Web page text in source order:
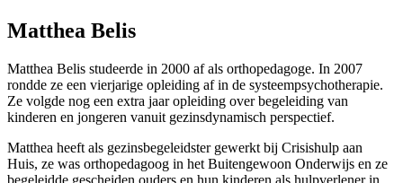
Matthea Belis
Matthea Belis studeerde in 2000 af als orthopedagoge. In 2007
rondde ze een vierjarige opleiding af in de systeem­psychotherapie.
Ze volgde nog een extra jaar opleiding over begeleiding van
kinderen en jongeren vanuit gezinsdynamisch perspectief.
Matthea heeft als gezinsbegeleidster gewerkt bij Crisishulp aan
Huis, ze was orthopedagoog in het Buitengewoon Onderwijs en ze
begeleidde gescheiden ouders en hun kinderen als hulpverlener in